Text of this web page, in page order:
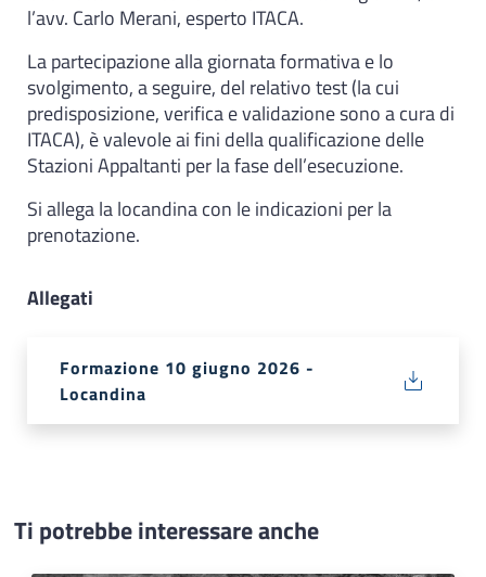
l’avv. Carlo Merani, esperto ITACA.
La partecipazione alla giornata formativa e lo
svolgimento, a seguire, del relativo test (la cui
predisposizione, verifica e validazione sono a cura di
ITACA), è valevole ai fini della qualificazione delle
Stazioni Appaltanti per la fase dell’esecuzione.
Si allega la locandina con le indicazioni per la
prenotazione.
Allegati
Formazione 10 giugno 2026 -
Locandina
Ti potrebbe interessare anche